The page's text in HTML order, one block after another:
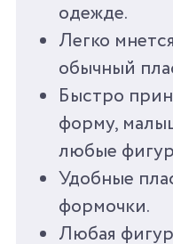
одежде.
Легко
обычный
Быстро
форму,
любые
Удобные
формочки.
Любая
КОЛИЧЕСТВО
АКСЕССУАРОВ
ВЕС
ВРЕМЯ ИГРЫ ОТ
СРОК ГОДНОСТИ/
ГАРАНТИЯ